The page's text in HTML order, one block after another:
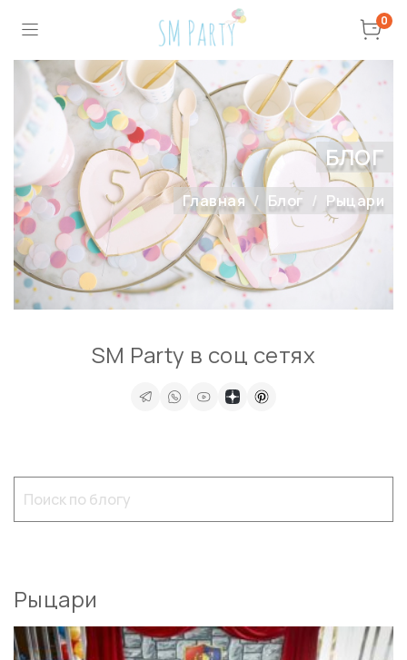
0
БЛОГ
Главная Блог Рыцари
Рыцари
SM Party в соц сетях